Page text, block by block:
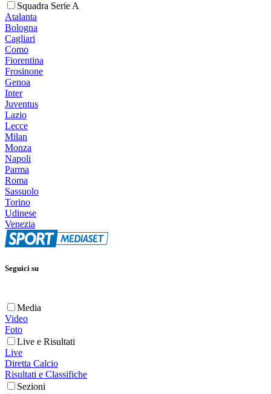
Squadra Serie A
Atalanta
Bologna
Cagliari
Como
Fiorentina
Frosinone
Genoa
Inter
Juventus
Lazio
Lecce
Milan
Monza
Napoli
Parma
Roma
Sassuolo
Torino
Udinese
Venezia
Seguici su
Media
Video
Foto
Live e Risultati
Live
Diretta Calcio
Risultati e Classifiche
Sezioni